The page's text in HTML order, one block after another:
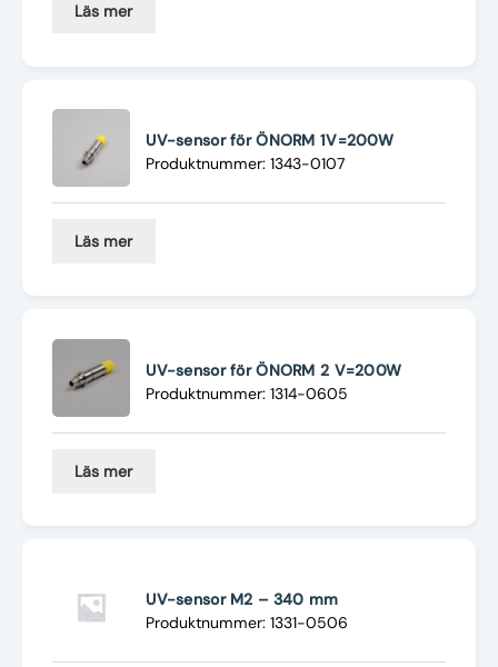
Läs mer
UV-sensor för ÖNORM 1V=200W
Produktnummer: 1343-0107
Läs mer
UV-sensor för ÖNORM 2 V=200W
Produktnummer: 1314-0605
Läs mer
UV-sensor M2 – 340 mm
Produktnummer: 1331-0506